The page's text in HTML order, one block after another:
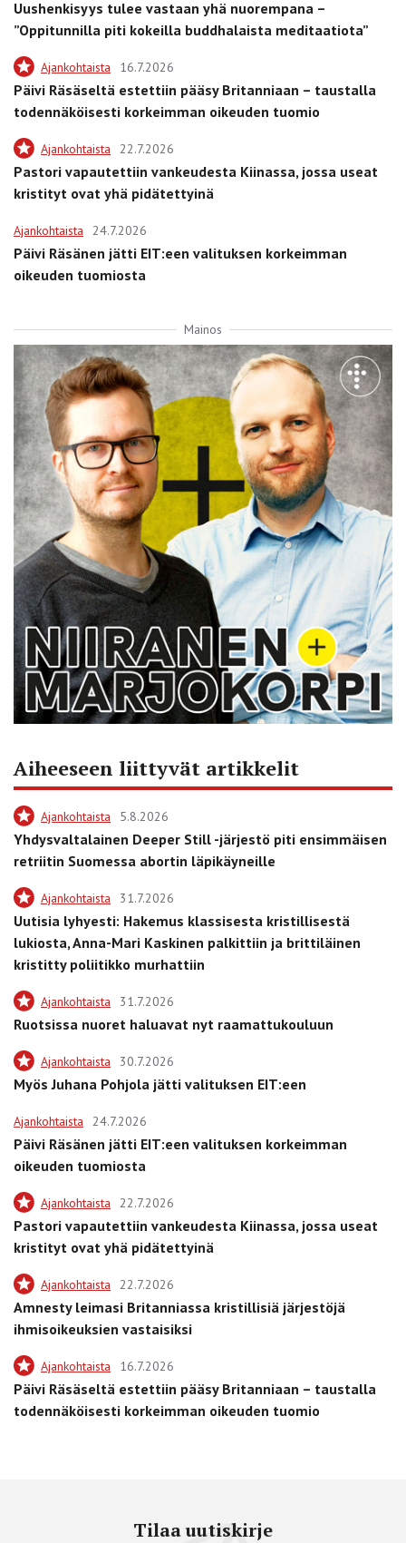
Uushenkisyys tulee vastaan yhä nuorempana –
”Oppitunnilla piti kokeilla buddhalaista meditaatiota”
Ajankohtaista 16.7.2026
Päivi Räsäseltä estettiin pääsy Britanniaan – taustalla
todennäköisesti korkeimman oikeuden tuomio
Ajankohtaista 22.7.2026
Pastori vapautettiin vankeudesta Kiinassa, jossa useat
kristityt ovat yhä pidätettyinä
Ajankohtaista 24.7.2026
Päivi Räsänen jätti EIT:een valituksen korkeimman
oikeuden tuomiosta
Mainos
Aiheeseen liittyvät artikkelit
Ajankohtaista 5.8.2026
Yhdysvaltalainen Deeper Still -järjestö piti ensimmäisen
retriitin Suomessa abortin läpikäyneille
Ajankohtaista 31.7.2026
Uutisia lyhyesti: Hakemus klassisesta kristillisestä
lukiosta, Anna-Mari Kaskinen palkittiin ja brittiläinen
kristitty poliitikko murhattiin
Ajankohtaista 31.7.2026
Ruotsissa nuoret haluavat nyt raamattukouluun
Ajankohtaista 30.7.2026
Myös Juhana Pohjola jätti valituksen EIT:een
Ajankohtaista 24.7.2026
Päivi Räsänen jätti EIT:een valituksen korkeimman
oikeuden tuomiosta
Ajankohtaista 22.7.2026
Pastori vapautettiin vankeudesta Kiinassa, jossa useat
kristityt ovat yhä pidätettyinä
Ajankohtaista 22.7.2026
Amnesty leimasi Britanniassa kristillisiä järjestöjä
ihmisoikeuksien vastaisiksi
Ajankohtaista 16.7.2026
Päivi Räsäseltä estettiin pääsy Britanniaan – taustalla
todennäköisesti korkeimman oikeuden tuomio
Tilaa uutiskirje